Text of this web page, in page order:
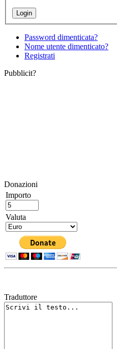
Password dimenticata?
Nome utente dimenticato?
Registrati
Pubblicit?
Donazioni
Importo
Valuta
Traduttore